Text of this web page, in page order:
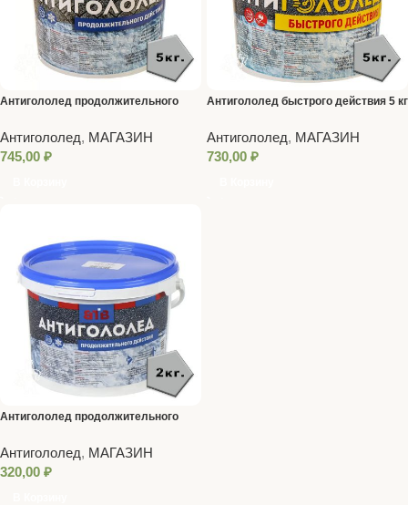
Антигололед продолжительного
Антигололед, МАГАЗИН
745,00 ₽
Антигололед быстрого действия 5 кг
Антигололед, МАГАЗИН
730,00 ₽
Антигололед продолжительного
Антигололед, МАГАЗИН
320,00 ₽